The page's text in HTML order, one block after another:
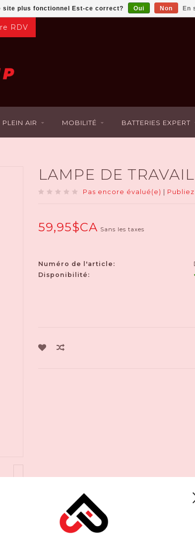
RDV
PLEIN AIR MOBILITÉ BATTERIES EXPERT
LAMPE DE
Pas encore évalué(e)
59,95$CA Sans les taxes
Numéro de l'article:
Disponibilité:
site plus fonctionnel Est-ce correct? Oui Non En